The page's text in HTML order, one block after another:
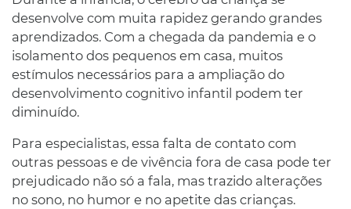
desenvolve com muita rapidez gerando grandes
aprendizados. Com a chegada da pandemia e o
isolamento dos pequenos em casa, muitos
estímulos necessários para a ampliação do
desenvolvimento cognitivo infantil podem ter
diminuído.
Para especialistas, essa falta de contato com
outras pessoas e de vivência fora de casa pode ter
prejudicado não só a fala, mas trazido alterações
no sono, no humor e no apetite das crianças.